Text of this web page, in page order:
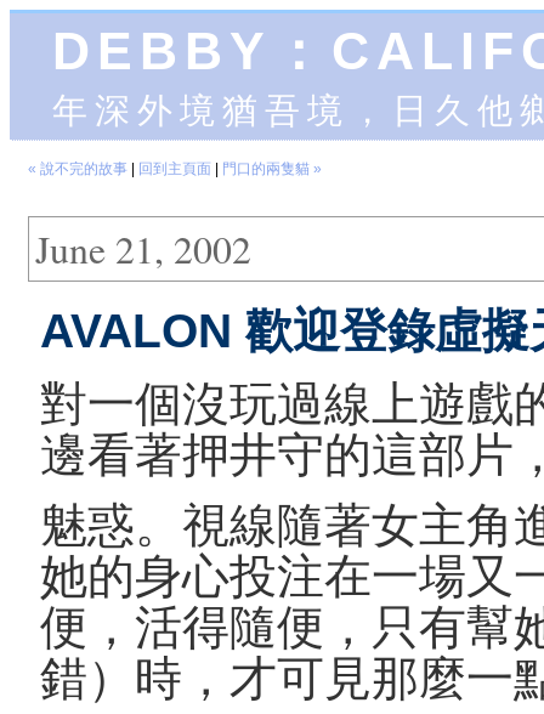
DEBBY：
年深外境猶吾境，日久
« 說不完的故事 回到主頁面 門口的兩隻貓 »
June 21, 2002
AVALON 歡迎登錄虛擬
對一個沒玩過線上遊戲
邊看著押井守的這部片
魅惑。視線隨著女主角
她的身心投注在一場又
便，活得隨便，只有幫
錯）時，才可見那麼一